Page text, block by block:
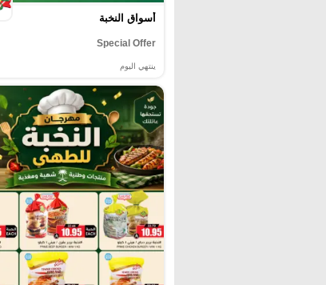
أسواق النخبة
Special Offer
ينتهي اليوم